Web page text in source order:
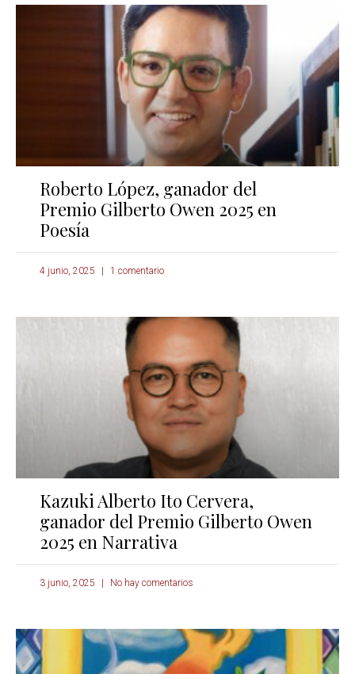
Roberto López, ganador del
Premio Gilberto Owen 2025 en
Poesía
4 junio, 2025 1 comentario
Kazuki Alberto Ito Cervera,
ganador del Premio Gilberto Owen
2025 en Narrativa
3 junio, 2025 No hay comentarios